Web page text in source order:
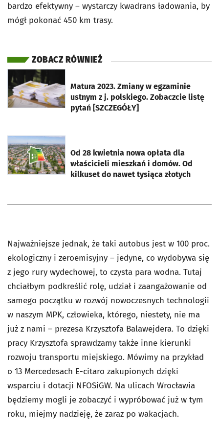
bardzo efektywny – wystarczy kwadrans ładowania, by
mógł pokonać 450 km trasy.
ZOBACZ RÓWNIEŻ
Matura 2023. Zmiany w egzaminie
ustnym z j. polskiego. Zobaczcie listę
pytań [SZCZEGÓŁY]
otworzy się w nowej karcie
Od 28 kwietnia nowa opłata dla
właścicieli mieszkań i domów. Od
kilkuset do nawet tysiąca złotych
otworzy się w nowej karcie
Najważniejsze jednak, że taki autobus jest w 100 proc.
ekologiczny i zeroemisyjny – jedyne, co wydobywa się
z jego rury wydechowej, to czysta para wodna. Tutaj
chciałbym podkreślić rolę, udział i zaangażowanie od
samego początku w rozwój nowoczesnych technologii
w naszym MPK, człowieka, którego, niestety, nie ma
już z nami – prezesa Krzysztofa Balawejdera. To dzięki
pracy Krzysztofa sprawdzamy także inne kierunki
rozwoju transportu miejskiego. Mówimy na przykład
o 13 Mercedesach E-citaro zakupionych dzięki
wsparciu i dotacji NFOSiGW. Na ulicach Wrocławia
będziemy mogli je zobaczyć i wypróbować już w tym
roku, miejmy nadzieję, że zaraz po wakacjach.